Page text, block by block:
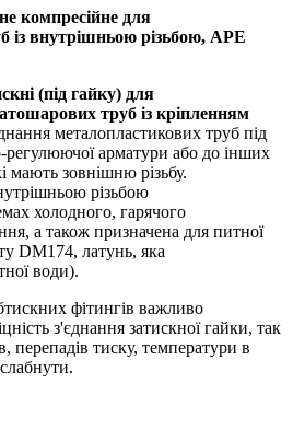
компресійне для
із внутрішньою різьбою, APE
(під гайку) для
труб із кріпленням
металопластикових труб під
арматури або до інших
мають зовнішню різьбу.
різьбою
холодного, гарячого
а також призначена для питної
DM174, латунь, яка
води).
фітингів важливо
з'єднання затискної гайки, так
перепадів тиску, температури в